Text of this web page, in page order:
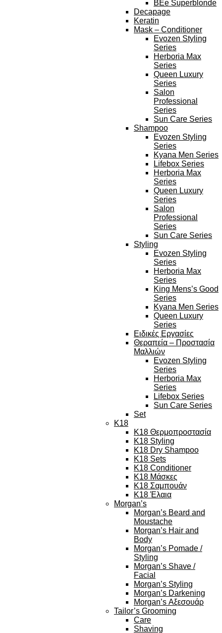
BEe Superblonde
Decapage
Keratin
Mask – Conditioner
Evozen Styling
Series
Herboria Max
Series
Queen Luxury
Series
Salon
Professional
Series
Sun Care Series
Shampoo
Evozen Styling
Series
Kyana Men Series
Lifebox Series
Herboria Max
Series
Queen Luxury
Series
Salon
Professional
Series
Sun Care Series
Styling
Evozen Styling
Series
Herboria Max
Series
King Mens’s Good
Series
Kyana Men Series
Queen Luxury
Series
Ειδικές Εργασίες
Θεραπεία – Προστασία
Μαλλιών
Evozen Styling
Series
Herboria Max
Series
Lifebox Series
Sun Care Series
Set
K18
K18 Θερμοπροστασία
K18 Styling
K18 Dry Shampoo
K18 Sets
K18 Conditioner
K18 Μάσκες
K18 Σαμπουάν
K18 Έλαια
Morgan’s
Morgan’s Beard and
Moustache
Morgan’s Hair and
Body
Morgan’s Pomade /
Styling
Morgan’s Shave /
Facial
Morgan’s Styling
Morgan’s Darkening
Morgan’s Αξεσουάρ
Tailor’s Grooming
Care
Shaving